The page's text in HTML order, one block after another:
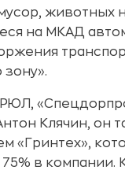
животных
на МКАД
Клячин, он
«Гринтех»,
в компании.